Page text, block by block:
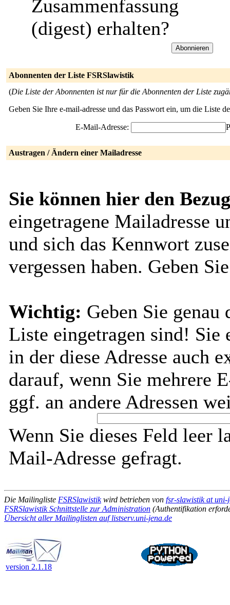
Zusammenfassung
(digest) erhalten?
Abonnenten der Liste FSRSlawistik
(Die Liste der Abonnenten ist nur für die Abonnenten der Liste
Geben Sie Ihre e-mail-adresse und das Passwort ein, um die Liste
E-Mail-Adresse:
Austragen / Ändern einer Mailadresse
Sie können hier den
eingetragene Mailadresse
und sich das Kennwort
vergessen haben. Geben
Wichtig: Geben Sie
Liste eingetragen sind!
in der diese Adresse auch
darauf, wenn Sie mehrere
ggf. an andere Adressen
Wenn Sie dieses Feld leer
Mail-Adresse gefragt.
Die Mailingliste FSRSlawistikwird betrieben von fsr-slawistik at uni-
FSRSlawistik Schnittstelle zur Administration (Authentifikation
Übersicht aller Mailinglisten auf listserv.uni-jena.de
version 2.1.18